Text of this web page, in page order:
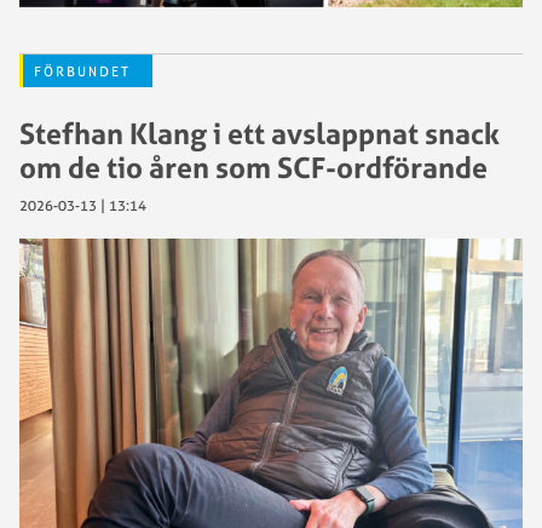
FÖRBUNDET
Stefhan Klang i ett avslappnat snack
om de tio åren som SCF-ordförande
2026-03-13 | 13:14